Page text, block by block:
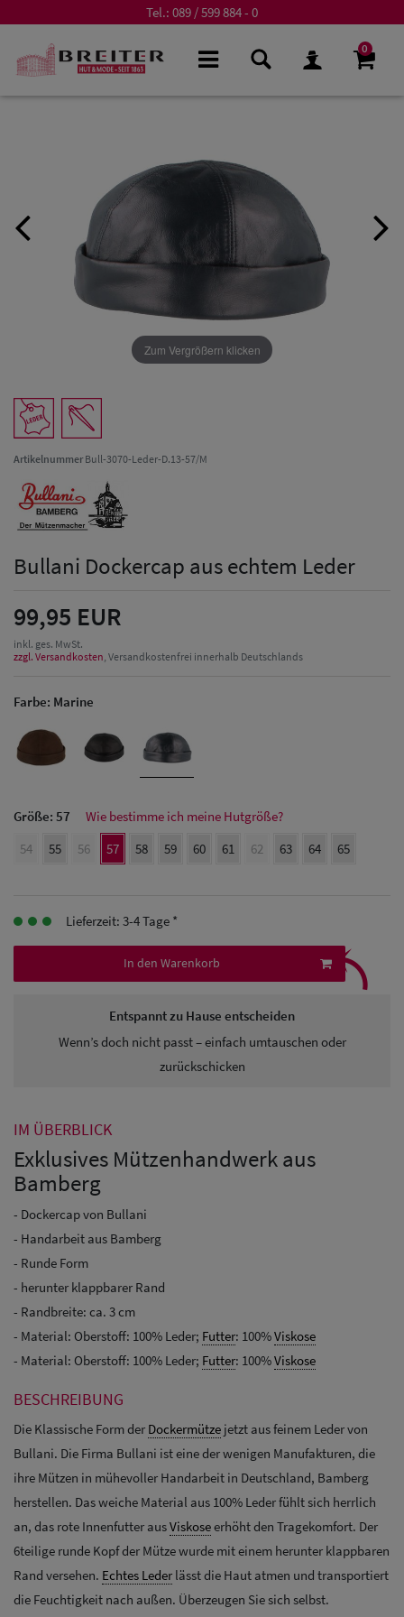
Tel.: 089 / 599 884 - 0
0
Herren
Herren UV-
Schutz Caps
Herren
Sonnenschilder
& Visoren
Zum Vergrößern klicken
ArtikelnummerBull-3070-Leder-D.13-57/M
Bullani Dockercap aus echtem Leder
99,95 EUR
inkl. ges. MwSt.
zzgl. Versandkosten , Versandkostenfrei innerhalb Deutschlands
Farbe: Marine
Größe: 57
Wie bestimme ich meine Hutgröße?
54
55 56 57 58 59 60 61 62 63 64 65
Lieferzeit: 3-4 Tage *
In den Warenkorb
Entspannt zu Hause entscheiden
Wenn’s doch nicht passt – einfach umtauschen oder
zurückschicken
⤹
IM ÜBERBLICK
Exklusives Mützenhandwerk aus
Bamberg
- Dockercap von Bullani
- Handarbeit aus Bamberg
- Runde Form
- herunter klappbarer Rand
- Randbreite: ca. 3 cm
- Material: Oberstoff: 100% Leder; Futter: 100%Viskose
- Material: Oberstoff: 100% Leder; Futter: 100%Viskose
BESCHREIBUNG
Die Klassische Form der Dockermütze jetzt aus feinem Leder von
Bullani. Die Firma Bullani ist eine der wenigen Manufakturen, die
ihre Mützen in mühevoller Handarbeit in Deutschland, Bamberg
herstellen. Das weiche Material aus 100% Leder fühlt sich herrlich
an, das rote Innenfutter ausViskoseerhöht den Tragekomfort. Der
6teilige runde Kopf der Mütze wurde mit einem herunter klappbaren
Rand versehen. Echtes Leder lässt die Haut atmen und transportiert
die Feuchtigkeit nach außen. Überzeugen Sie sich selbst.